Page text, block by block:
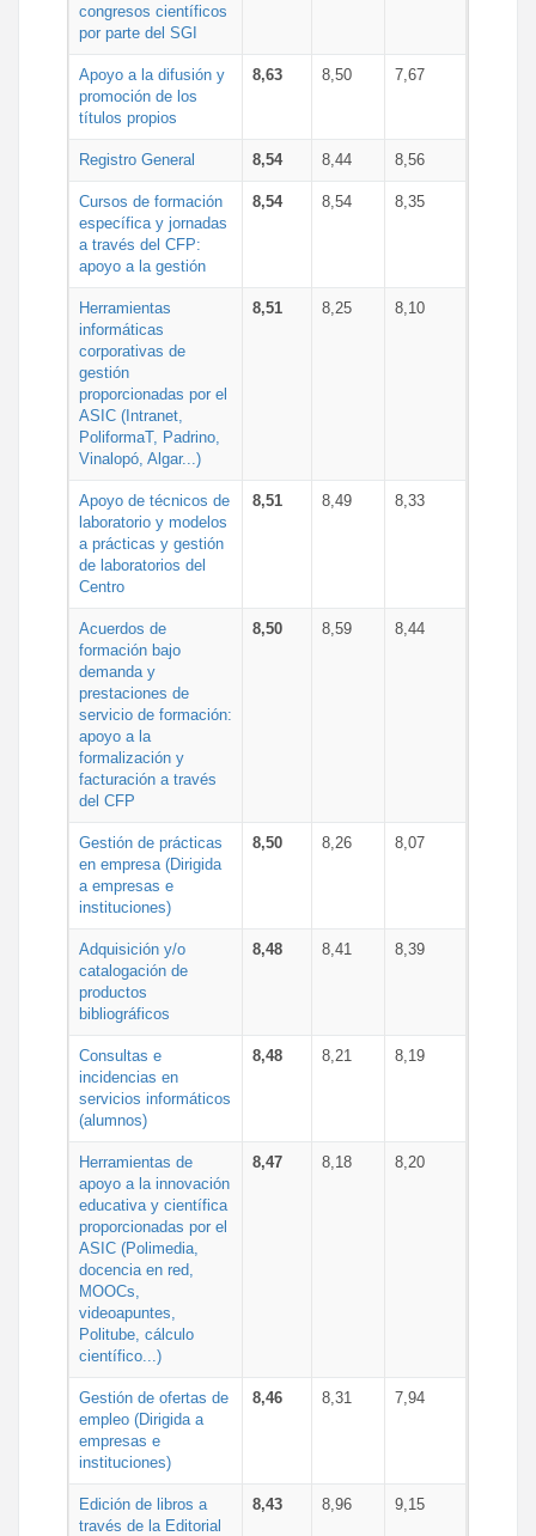
congresos científicos
por parte del SGI
Apoyo a la difusión y
promoción de los
títulos propios
8,63 8,50 7,67
Registro General 8,54 8,44 8,56
Cursos de formación
específica y jornadas
a través del CFP:
apoyo a la gestión
8,54 8,54 8,35
Herramientas
informáticas
corporativas de
gestión
proporcionadas por el
ASIC (Intranet,
PoliformaT, Padrino,
Vinalopó, Algar...)
8,51 8,25 8,10
Apoyo de técnicos de
laboratorio y modelos
a prácticas y gestión
de laboratorios del
Centro
8,51 8,49 8,33
Acuerdos de
formación bajo
demanda y
prestaciones de
servicio de formación:
apoyo a la
formalización y
facturación a través
del CFP
8,50 8,59 8,44
Gestión de prácticas
en empresa (Dirigida
a empresas e
instituciones)
8,50 8,26 8,07
Adquisición y/o
catalogación de
productos
bibliográficos
8,48 8,41 8,39
Consultas e
incidencias en
servicios informáticos
(alumnos)
8,48 8,21 8,19
Herramientas de
apoyo a la innovación
educativa y científica
proporcionadas por el
ASIC (Polimedia,
docencia en red,
MOOCs,
videoapuntes,
Politube, cálculo
científico...)
8,47 8,18 8,20
Gestión de ofertas de
empleo (Dirigida a
empresas e
instituciones)
8,46 8,31 7,94
Edición de libros a
través de la Editorial
8,43 8,96 9,15